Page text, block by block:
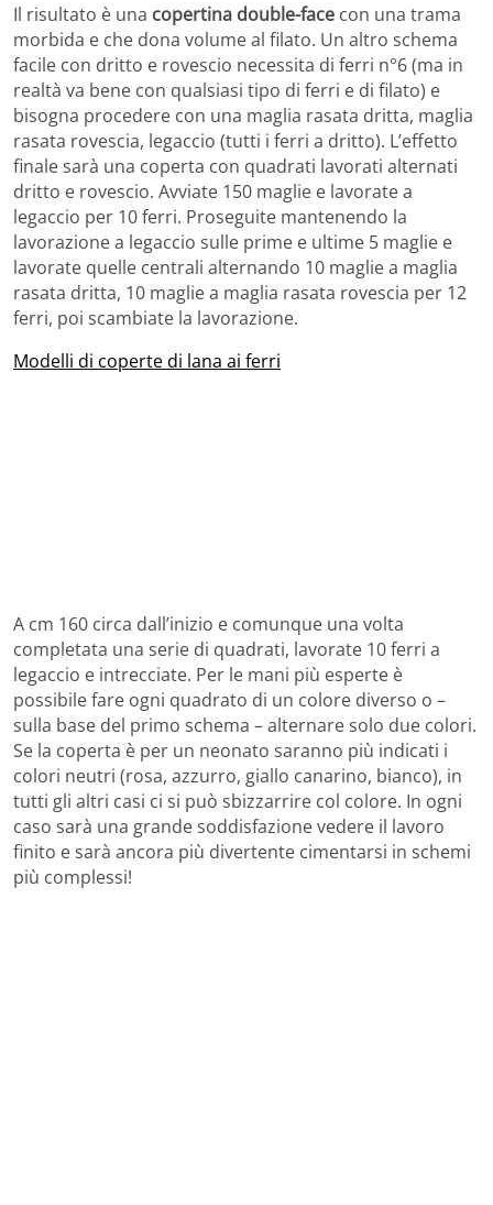
Il risultato è una copertina double-face con una trama
morbida e che dona volume al filato. Un altro schema
facile con dritto e rovescio necessita di ferri n°6 (ma in
realtà va bene con qualsiasi tipo di ferri e di filato) e
bisogna procedere con una maglia rasata dritta, maglia
rasata rovescia, legaccio (tutti i ferri a dritto). L’effetto
finale sarà una coperta con quadrati lavorati alternati
dritto e rovescio. Avviate 150 maglie e lavorate a
legaccio per 10 ferri. Proseguite mantenendo la
lavorazione a legaccio sulle prime e ultime 5 maglie e
lavorate quelle centrali alternando 10 maglie a maglia
rasata dritta, 10 maglie a maglia rasata rovescia per 12
ferri, poi scambiate la lavorazione.
Modelli di coperte di lana ai ferri
A cm 160 circa dall’inizio e comunque una volta
completata una serie di quadrati, lavorate 10 ferri a
legaccio e intrecciate. Per le mani più esperte è
possibile fare ogni quadrato di un colore diverso o –
sulla base del primo schema – alternare solo due colori.
Se la coperta è per un neonato saranno più indicati i
colori neutri (rosa, azzurro, giallo canarino, bianco), in
tutti gli altri casi ci si può sbizzarrire col colore. In ogni
caso sarà una grande soddisfazione vedere il lavoro
finito e sarà ancora più divertente cimentarsi in schemi
più complessi!